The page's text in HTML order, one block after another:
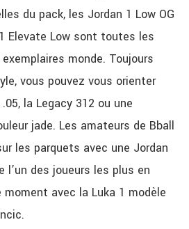
du pack, les Jordan 1 Low OG
Elevate Low sont toutes les
monde. Toujours
vous pouvez vous orienter
la Legacy 312 ou une
jade. Les amateurs de Bball
les parquets avec une Jordan
l’un des joueurs les plus en
avec la Luka 1 modèle